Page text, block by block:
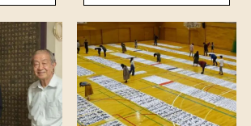
詳細